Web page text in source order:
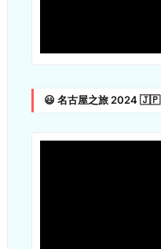
😃 名古屋之旅 2024 🇯🇵